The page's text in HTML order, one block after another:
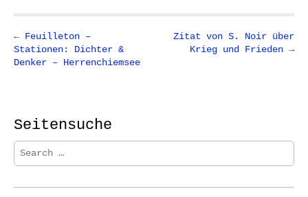
P
o
a
v
i
← Feuilleton –
Stationen: Dichter &
Denker – Herrenchiemsee
Zitat von S. Noir über
Krieg und Frieden →
Seitensuche
S
e
r